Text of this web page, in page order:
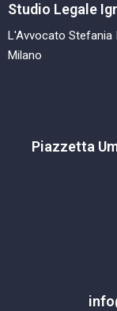
Studio Legale
L'Avvocato Stefania
Milano
Piazzetta